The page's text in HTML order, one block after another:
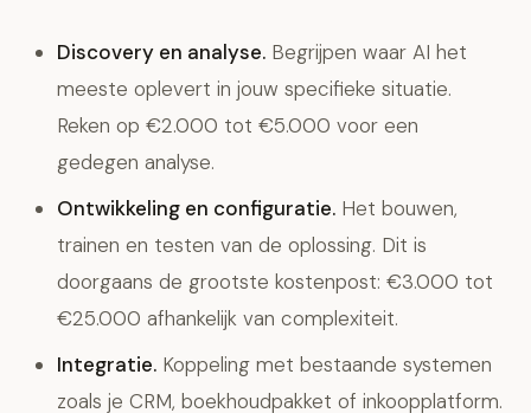
Discovery en analyse. Begrijpen waar AI het
meeste oplevert in jouw specifieke situatie.
Reken op €2.000 tot €5.000 voor een
gedegen analyse.
Ontwikkeling en configuratie. Het bouwen,
trainen en testen van de oplossing. Dit is
doorgaans de grootste kostenpost: €3.000 tot
€25.000 afhankelijk van complexiteit.
Integratie. Koppeling met bestaande systemen
zoals je CRM, boekhoudpakket of inkoopplatform.